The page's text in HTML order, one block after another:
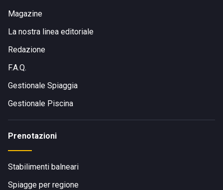
Magazine
La nostra linea editoriale
Redazione
F.A.Q.
Gestionale Spiaggia
Gestionale Piscina
Prenotazioni
Stabilimenti balneari
Spiagge per regione